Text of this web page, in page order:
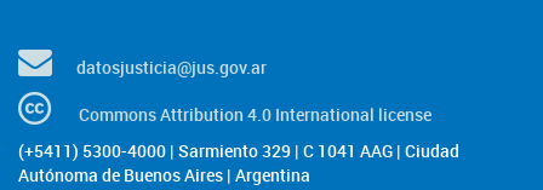
datosjusticia@jus.gov.ar
Commons Attribution 4.0 International license
(+5411) 5300-4000 | Sarmiento 329 | C 1041 AAG | Ciudad
Autónoma de Buenos Aires | Argentina